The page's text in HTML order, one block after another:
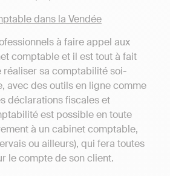
dans la Vendée
à faire appel aux
comptable et il est tout à fait
réaliser sa comptabilité soi-
avec des outils en ligne comme
déclarations fiscales et
est possible en toute
à un cabinet comptable,
ou ailleurs), qui fera toutes
le compte de son client.